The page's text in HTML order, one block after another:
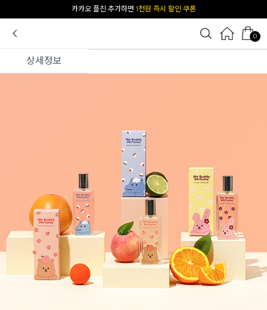
[공식몰 단독] 앱 다운받고2% 결제 할인 받기
0
상세정보